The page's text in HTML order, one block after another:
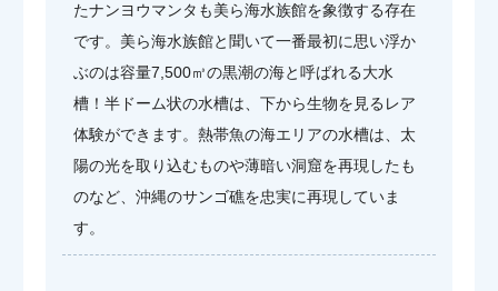
たナンヨウマンタも美ら海水族館を象徴する存在
です。美ら海水族館と聞いて一番最初に思い浮か
ぶのは容量7,500㎥の黒潮の海と呼ばれる大水
槽！半ドーム状の水槽は、下から生物を見るレア
体験ができます。熱帯魚の海エリアの水槽は、太
陽の光を取り込むものや薄暗い洞窟を再現したも
のなど、沖縄のサンゴ礁を忠実に再現していま
す。